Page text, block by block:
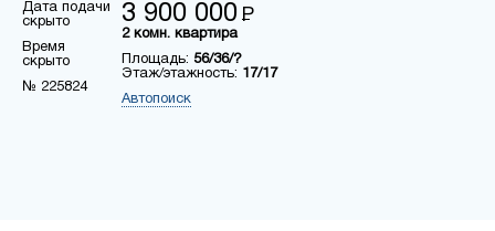
Дата подачи
скрыто
Время
скрыто
№ 225824
3 900 000 Р
2 комн. квартира
Площадь: 56/36/?
Этаж/этажность: 17/17
Автопоиск